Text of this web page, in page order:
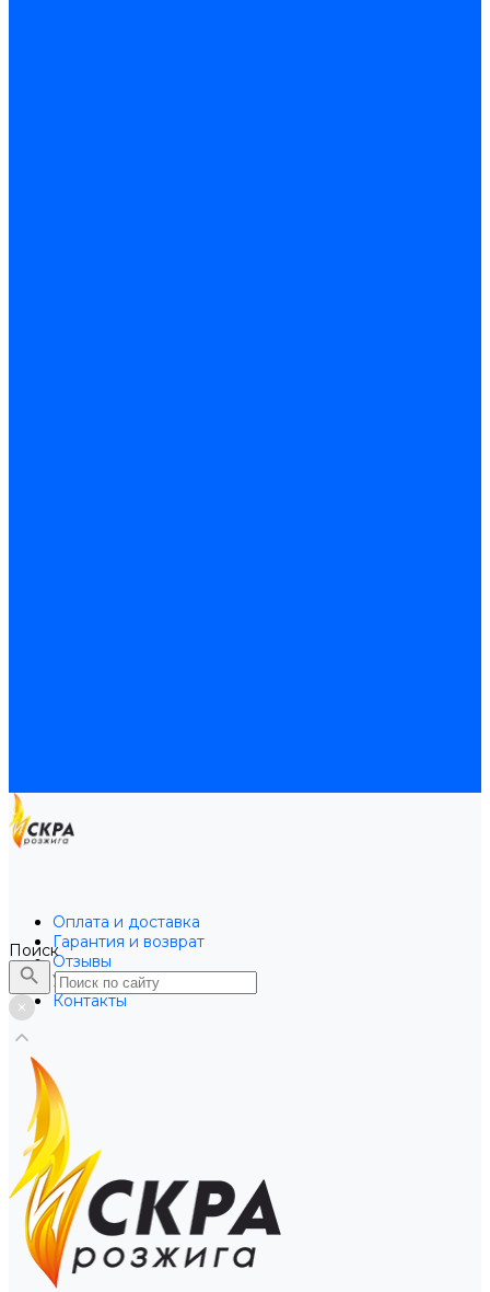
Оплата и доставка
Гарантия и возврат
Отзывы
Услуги
Контакты
Поиск